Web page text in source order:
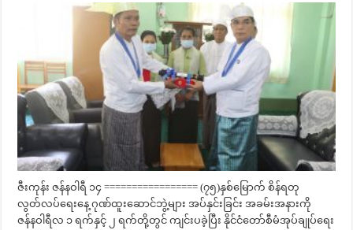
ဇီးကုန်း ဇန်နဝါရီ ၁၄ ================= (၇၅)နှစ်မြောက် စိန်ရတု
လွတ်လပ်ရေးနေ့ ဂုဏ်ထူးဆောင်ဘွဲ့များ အပ်နှင်းခြင်း အခမ်းအနားကို
ဇန်နဝါရီလ ၁ ရက်နှင့် ၂ ရက်တို့တွင် ကျင်းပခဲ့ပြီး နိုင်ငံတော်စီမံအုပ်ချုပ်ရေး